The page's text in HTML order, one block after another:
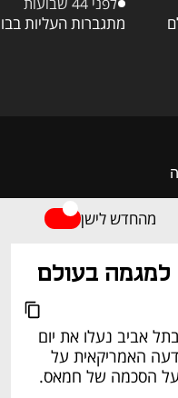
מתגברות העליות
מהחדש לישן
למגמה בעולם
המסחר בעליות חדות, לאחר ההודעה האמריקאית על
על הסכמה של חמאס.